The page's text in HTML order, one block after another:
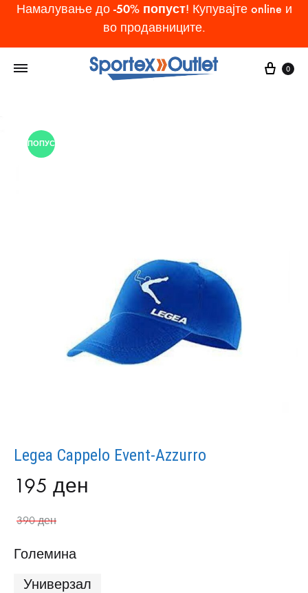
Намалување до -50% попуст! Купувајте online и
во продавниците.
Cart
0
ПОПУСТ
Legea Cappelo Event-Azzurro
195 ден
390ден
Големина
Универзал